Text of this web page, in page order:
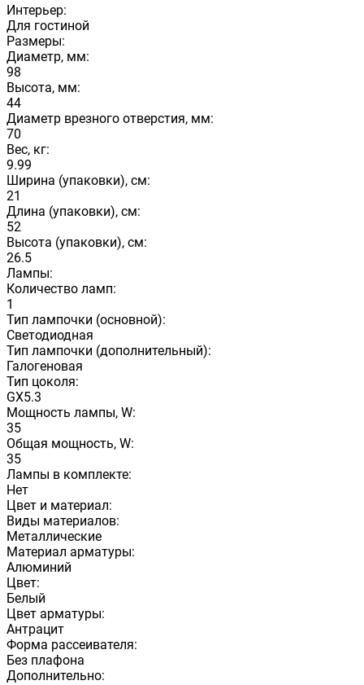
Интерьер:
Для гостиной
Размеры:
Диаметр, мм:
98
Высота, мм:
44
Диаметр врезного отверстия, мм:
70
Вес, кг:
9.99
Ширина (упаковки), см:
21
Длина (упаковки), см:
52
Высота (упаковки), см:
26.5
Лампы:
Количество ламп:
1
Тип лампочки (основной):
Светодиодная
Тип лампочки (дополнительный):
Галогеновая
Тип цоколя:
GX5.3
Мощность лампы, W:
35
Общая мощность, W:
35
Лампы в комплекте:
Нет
Цвет и материал:
Виды материалов:
Металлические
Материал арматуры:
Алюминий
Цвет:
Белый
Цвет арматуры:
Антрацит
Форма рассеивателя:
Без плафона
Дополнительно: